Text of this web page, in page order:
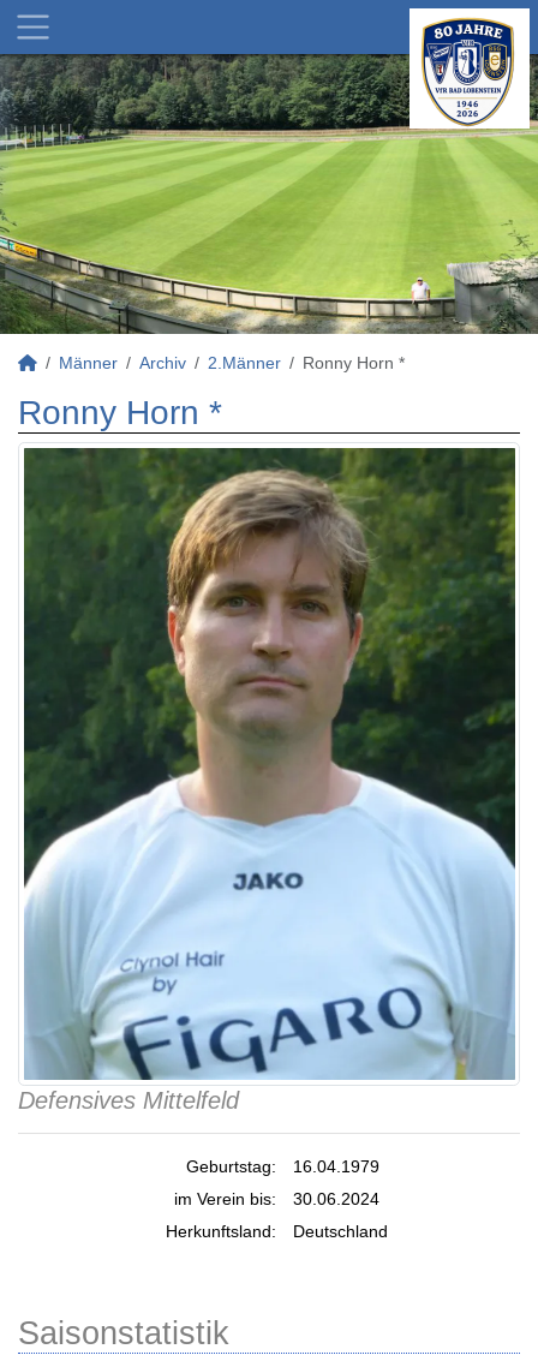
Männer Archiv 2.Männer Ronny Horn *
Ronny Horn *
Defensives Mittelfeld
Geburtstag:
16.04.1979
im Verein bis:
30.06.2024
Herkunftsland:
Deutschland
Saisonstatistik